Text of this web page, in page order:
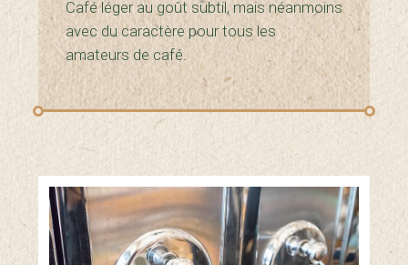
Café léger au goût subtil, mais néanmoins
avec du caractère pour tous les
amateurs de café.